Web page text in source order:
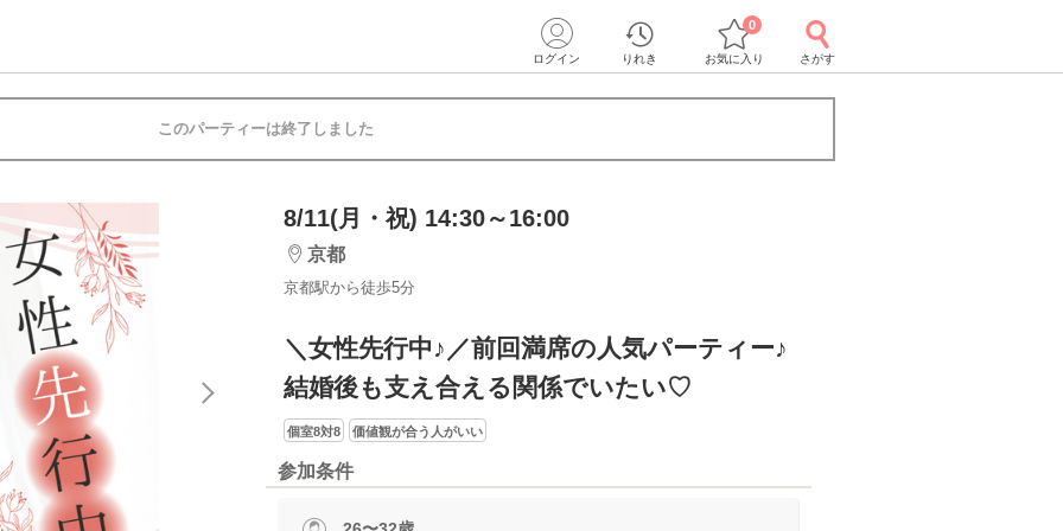
ログイン りれき お気に入り
0
さがす
このパーティーは終了しました
8/11(月・祝) 14:30～16:00
京都
京都駅から徒歩5分
＼女性先行中♪／前回満席の人気パーティー♪
結婚後も支え合える関係でいたい♡
個室8対8 価値観が合う人がいい
参加条件